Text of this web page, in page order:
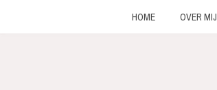
HOME OVER MIJ